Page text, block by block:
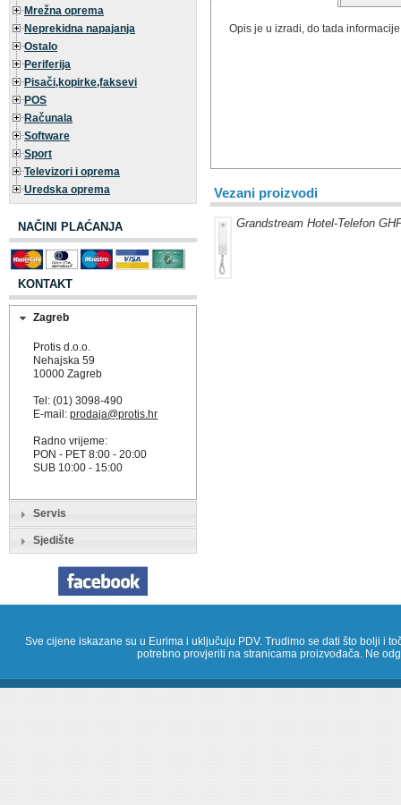
Mrežna oprema
Neprekidna napajanja
Ostalo
Periferija
Pisači,kopirke,faksevi
POS
Računala
Software
Sport
Televizori i oprema
Uredska oprema
NAČINI PLAĆANJA
KONTAKT
Zagreb
Protis d.o.o.
Nehajska 59
10000 Zagreb
Tel: (01) 3098-490
E-mail:prodaja@protis.hr
Radno vrijeme:
PON - PET 8:00 - 20:00
SUB 10:00 - 15:00
Servis
Sjedište
Opis je u izradi, do tada
Vezani proizvodi
Grandstream Hotel-Telefon
Sve cijene iskazane su u Eurima i uključuju PDV. Trudimo se dati što bolji i
potrebno provjeriti na stranicama proizvođača. Ne